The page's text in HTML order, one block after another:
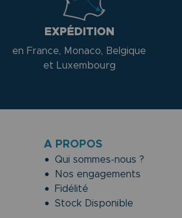
EXPÉDITION
en France, Monaco, Belgique
et Luxembourg
A PROPOS
Qui sommes-nous ?
Nos engagements
Fidélité
Stock Disponible